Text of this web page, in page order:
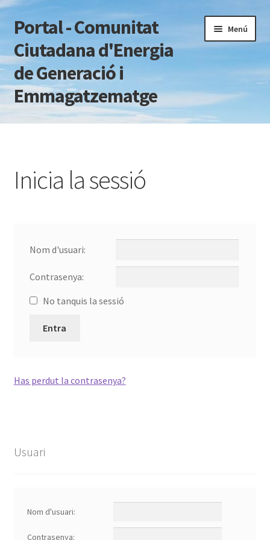
Salta
a
navegació
Vés
al
contingut
Portal - Comunitat
Ciutadana d'Energia
de Generació i
Emmagatzematge
Menú
Pàgina d'inici
Forgot Password
Inscripció
Inscriu-te!
Política de privadesa
Site Registration
Inicia la sessió
Nom d'usuari:
Contrasenya:
No tanquis la sessió
Entra
Has perdut la contrasenya?
Usuari
Nom d'usuari:
Contrasenya: